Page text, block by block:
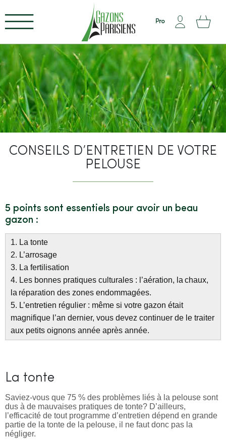
Pro
CONSEILS D’ENTRETIEN DE VOTRE
PELOUSE
5 points sont essentiels pour avoir un beau
gazon :
1. La tonte
2. L’arrosage
3. La fertilisation
4. Les bonnes pratiques culturales : l’aération, la chaux,
la réparation des zones endommagées.
5. L’entretien régulier : même si votre gazon était
magnifique l’an dernier, vous devez continuer de le traiter
aux petits oignons année après année.
La tonte
Saviez-vous que 75 % des problèmes liés à la pelouse sont
dus à de mauvaises pratiques de tonte? D’ailleurs,
l’efficacité de tout programme d’entretien dépend en grande
partie de la tonte de la pelouse, il ne faut donc pas la
négliger.